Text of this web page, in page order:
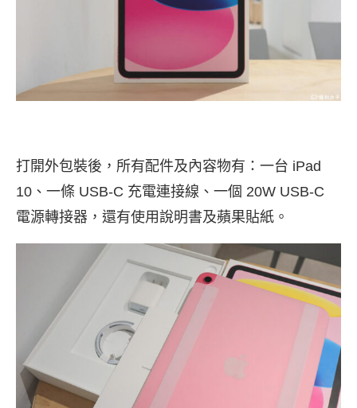
打開外包裝後，所有配件及內容物有：一台 iPad
10、一條 USB-C 充電連接線、一個 20W USB-C
電源轉接器，還有使用說明書及蘋果貼紙。